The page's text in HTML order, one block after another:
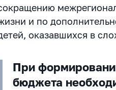
и по
оказавшихся в
При
бюджета